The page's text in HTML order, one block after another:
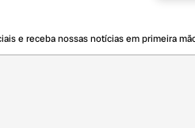
e receba nossas notícias em primeira